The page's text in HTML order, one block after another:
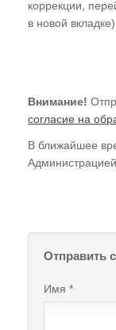
коррекции,
в новой вкладке).
Внимание!
согласие на
В ближайшее
Отправить
Имя *